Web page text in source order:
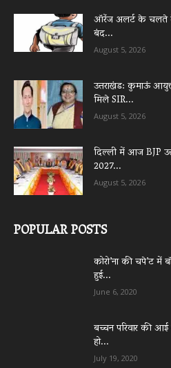
ऑरेंज अलर्ट के चलते
बंद...
August 5, 2026
उत्तराखंड: कुमाऊं
मिले SIR...
August 5, 2026
दिल्ली में आज BJP
2027...
August 5, 2026
POPULAR POSTS
कोरो’ना की चपे’ट
हुई...
June 6, 2020
बच्चन परिवार की
हो...
July 19, 2020